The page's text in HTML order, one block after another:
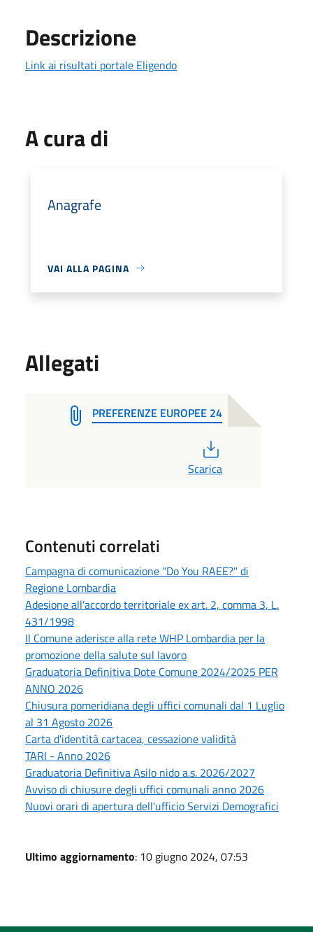
Descrizione
Link ai risultati portale Eligendo
A cura di
Anagrafe
VAI ALLA PAGINA
Allegati
PREFERENZE EUROPEE 24
Scarica
Contenuti correlati
Campagna di comunicazione "Do You RAEE?" di
Regione Lombardia
Adesione all'accordo territoriale ex art. 2, comma 3, L.
431/1998
Il Comune aderisce alla rete WHP Lombardia per la
promozione della salute sul lavoro
Graduatoria Definitiva Dote Comune 2024/2025 PER
ANNO 2026
Chiusura pomeridiana degli uffici comunali dal 1 Luglio
al 31 Agosto 2026
Carta d'identità cartacea, cessazione validità
TARI - Anno 2026
Graduatoria Definitiva Asilo nido a.s. 2026/2027
Avviso di chiusure degli uffici comunali anno 2026
Nuovi orari di apertura dell'ufficio Servizi Demografici
Ultimo aggiornamento: 10 giugno 2024, 07:53